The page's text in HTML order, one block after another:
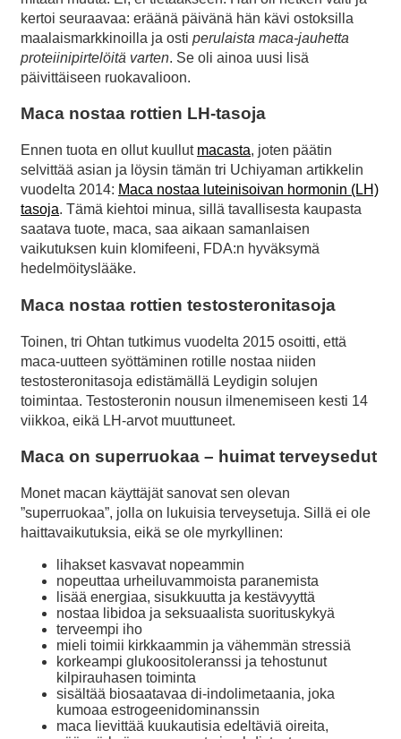
kertoi seuraavaa: eräänä päivänä hän kävi ostoksilla
maalaismarkkinoilla ja osti perulaista maca-jauhetta
proteiinipirtelöitä varten. Se oli ainoa uusi lisä
päivittäiseen ruokavalioon.
Maca nostaa rottien LH-tasoja
Ennen tuota en ollut kuullut macasta, joten päätin
selvittää asian ja löysin tämän tri Uchiyaman artikkelin
vuodelta 2014: Maca nostaa luteinisoivan hormonin (LH)
tasoja. Tämä kiehtoi minua, sillä tavallisesta kaupasta
saatava tuote, maca, saa aikaan samanlaisen
vaikutuksen kuin klomifeeni, FDA:n hyväksymä
hedelmöityslääke.
Maca nostaa rottien testosteronitasoja
Toinen, tri Ohtan tutkimus vuodelta 2015 osoitti, että
maca-uutteen syöttäminen rotille nostaa niiden
testosteronitasoja edistämällä Leydigin solujen
toimintaa. Testosteronin nousun ilmenemiseen kesti 14
viikkoa, eikä LH-arvot muuttuneet.
Maca on superruokaa – huimat terveysedut
Monet macan käyttäjät sanovat sen olevan
”superruokaa”, jolla on lukuisia terveysetuja. Sillä ei ole
haittavaikutuksia, eikä se ole myrkyllinen:
lihakset kasvavat nopeammin
nopeuttaa urheiluvammoista paranemista
lisää energiaa, sisukkuutta ja kestävyyttä
nostaa libidoa ja seksuaalista suorituskykyä
terveempi iho
mieli toimii kirkkaammin ja vähemmän stressiä
korkeampi glukoositoleranssi ja tehostunut
kilpirauhasen toiminta
sisältää biosaatavaa di-indolimetaania, joka
kumoaa estrogeenidominanssin
maca lievittää kuukautisia edeltäviä oireita,